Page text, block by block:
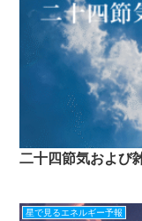
二十四節気および
星で見るエネルギー予報